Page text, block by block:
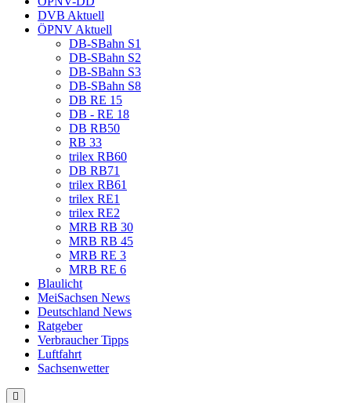
DVB Aktuell
ÖPNV Aktuell
DB-SBahn S1
DB-SBahn S2
DB-SBahn S3
DB-SBahn S8
DB RE 15
DB - RE 18
DB RB50
RB 33
trilex RB60
DB RB71
trilex RB61
trilex RE1
trilex RE2
MRB RB 30
MRB RB 45
MRB RE 3
MRB RE 6
Blaulicht
MeiSachsen News
Deutschland News
Ratgeber
Verbraucher Tipps
Luftfahrt
Sachsenwetter